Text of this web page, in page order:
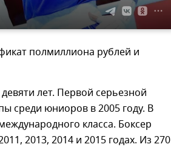
полмиллиона рублей и
лет. Первой серьезной
среди юниоров в 2005 году. В
класса. Боксер
2013, 2014 и 2015 годах. Из 270